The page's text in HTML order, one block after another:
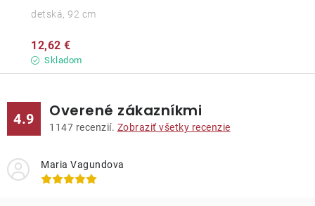
Skladom
12,62 €
detská, 92 cm
4.9 Overené zákazníkmi
1147 recenzií. Zobraziť všetky recenzie
Maria Vagundova